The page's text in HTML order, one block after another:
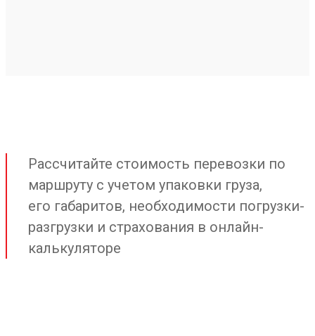
Рассчитайте стоимость перевозки по
маршруту с учетом упаковки груза,
его габаритов, необходимости погрузки-
разгрузки и страхования в онлайн-
калькуляторе